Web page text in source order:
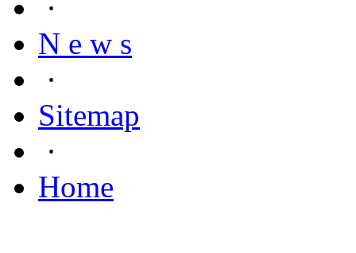
·
N e w s
·
Sitemap
·
Home